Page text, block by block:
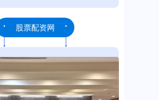
股票配资网